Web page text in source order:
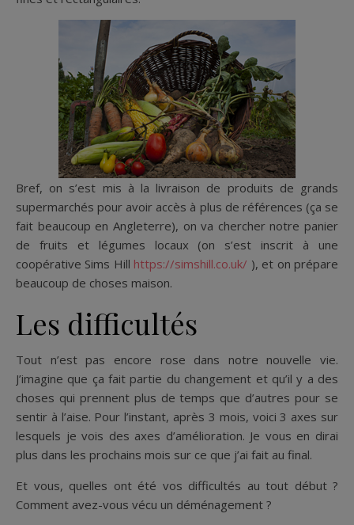
Bref, on s’est mis à la livraison de produits de grands
supermarchés pour avoir accès à plus de références (ça se
fait beaucoup en Angleterre), on va chercher notre panier
de fruits et légumes locaux (on s’est inscrit à une
coopérative Sims Hill https://simshill.co.uk/ ), et on prépare
beaucoup de choses maison.
Les difficultés
Tout n’est pas encore rose dans notre nouvelle vie.
J’imagine que ça fait partie du changement et qu’il y a des
choses qui prennent plus de temps que d’autres pour se
sentir à l’aise. Pour l’instant, après 3 mois, voici 3 axes sur
lesquels je vois des axes d’amélioration. Je vous en dirai
plus dans les prochains mois sur ce que j’ai fait au final.
Et vous, quelles ont été vos difficultés au tout début ?
Comment avez-vous vécu un déménagement ?